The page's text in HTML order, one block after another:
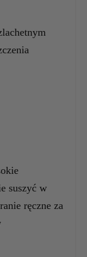
suszyć w
ręczne za